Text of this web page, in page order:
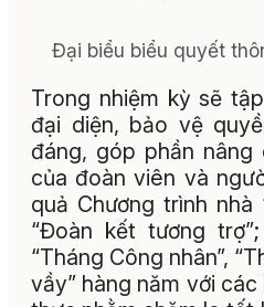
Đại biểu biểu quyết
Trong nhiệm kỳ sẽ
đại diện, bảo vệ
đáng, góp phần
của đoàn viên và
quả Chương trình nhà
“Đoàn kết tương
“Tháng Công nhân”,
vầy” hàng năm với